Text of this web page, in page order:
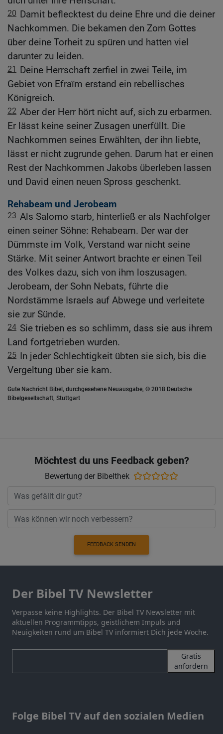
20 Damit beflecktest du deine Ehre und die deiner
Nachkommen. Die bekamen den Zorn Gottes
über deine Torheit zu spüren und hatten viel
darunter zu leiden.
21 Deine Herrschaft zerfiel in zwei Teile, im
Gebiet von Efraïm erstand ein rebellisches
Königreich.
22 Aber der Herr hört nicht auf, sich zu erbarmen.
Er lässt keine seiner Zusagen unerfüllt. Die
Nachkommen seines Erwählten, der ihn liebte,
lässt er nicht zugrunde gehen. Darum hat er einen
Rest der Nachkommen Jakobs überleben lassen
und David einen neuen Spross geschenkt.
Rehabeam und Jerobeam
23 Als Salomo starb, hinterließ er als Nachfolger
einen seiner Söhne: Rehabeam. Der war der
Dümmste im Volk, Verstand war nicht seine
Stärke. Mit seiner Antwort brachte er einen Teil
des Volkes dazu, sich von ihm loszusagen.
Jerobeam, der Sohn Nebats, führte die
Nordstämme Israels auf Abwege und verleitete
sie zur Sünde.
24 Sie trieben es so schlimm, dass sie aus ihrem
Land fortgetrieben wurden.
25 In jeder Schlechtigkeit übten sie sich, bis die
Vergeltung über sie kam.
Gute Nachricht Bibel, durchgesehene Neuausgabe, © 2018 Deutsche
Bibelgesellschaft, Stuttgart
Möchtest du uns Feedback geben?
Bewertung der Bibelthek
FEEDBACK SENDEN
Der Bibel TV Newsletter
Verpasse keine Highlights. Der Bibel TV Newsletter mit
aktuellen Programmtipps, geistlichem Impuls und
Neuigkeiten rund um Bibel TV informiert Dich jede Woche.
Gratis
anfordern
Folge Bibel TV auf den sozialen Medien